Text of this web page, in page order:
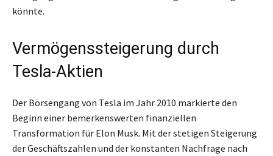
könnte.
Vermögenssteigerung durch
Tesla-Aktien
Der Börsengang von Tesla im Jahr 2010 markierte den
Beginn einer bemerkenswerten finanziellen
Transformation für Elon Musk. Mit der stetigen Steigerung
der Geschäftszahlen und der konstanten Nachfrage nach